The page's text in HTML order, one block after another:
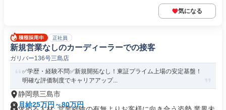
気になる
正社員
新規営業なしのカーディーラーでの接客
ガリバー136号三島店
✅学歴・経験不問✅新規開拓なし！東証プライム上場の安定基盤！
明確な評価制度でキャリアアップ...
静岡県三島市
月給25万円～80万円